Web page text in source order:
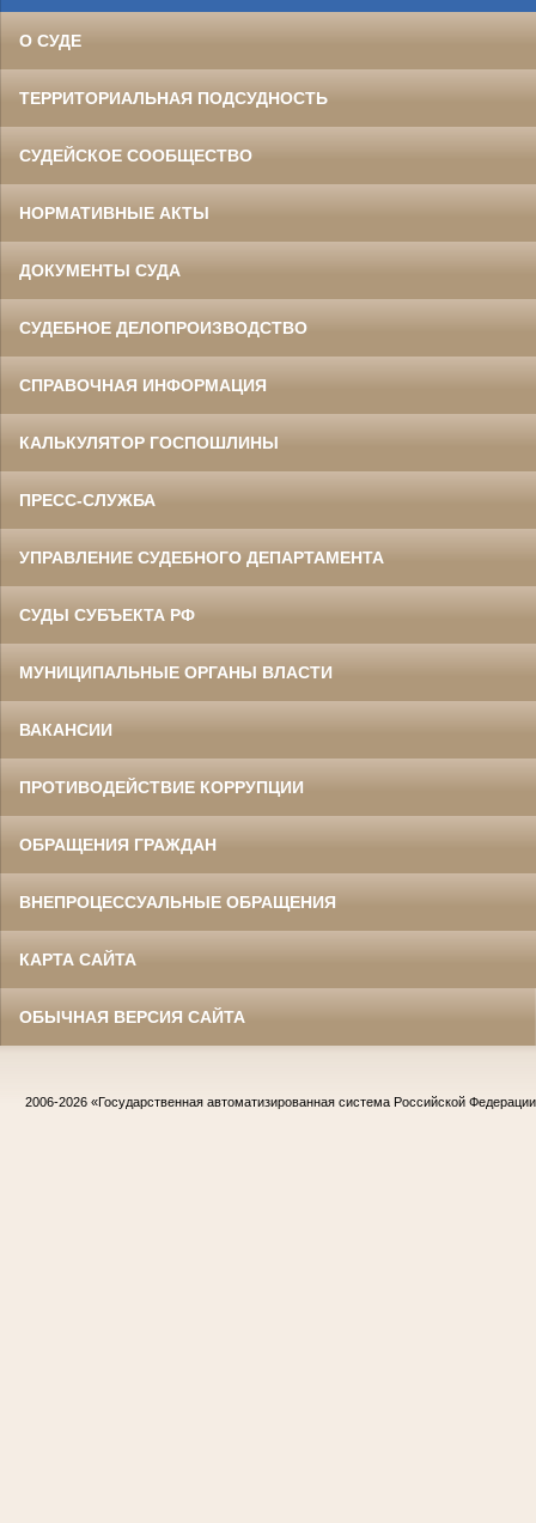
О СУДЕ
ТЕРРИТОРИАЛЬНАЯ ПОДСУДНОСТЬ
СУДЕЙСКОЕ СООБЩЕСТВО
НОРМАТИВНЫЕ АКТЫ
ДОКУМЕНТЫ СУДА
СУДЕБНОЕ ДЕЛОПРОИЗВОДСТВО
СПРАВОЧНАЯ ИНФОРМАЦИЯ
КАЛЬКУЛЯТОР ГОСПОШЛИНЫ
ПРЕСС-СЛУЖБА
УПРАВЛЕНИЕ СУДЕБНОГО ДЕПАРТАМЕНТА
СУДЫ СУБЪЕКТА РФ
МУНИЦИПАЛЬНЫЕ ОРГАНЫ ВЛАСТИ
ВАКАНСИИ
ПРОТИВОДЕЙСТВИЕ КОРРУПЦИИ
ОБРАЩЕНИЯ ГРАЖДАН
ВНЕПРОЦЕССУАЛЬНЫЕ ОБРАЩЕНИЯ
КАРТА САЙТА
ОБЫЧНАЯ ВЕРСИЯ САЙТА
2006-2026 «Государственная автоматизированная система Российской